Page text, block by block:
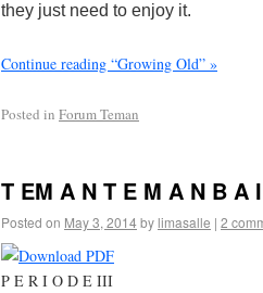
they just need to enjoy it.
Continue reading “Growing Old” »
Posted in Forum Teman
T EM A N T E M A N B A
Posted on May 3, 2014by limasalle | 2
P E R I O D E III